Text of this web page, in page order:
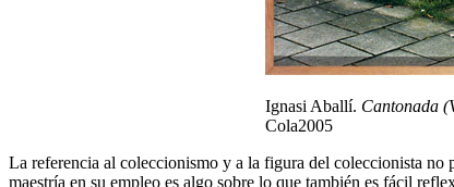
Ignasi Aballí. Cantonada
Cola2005
La referencia al coleccionismo y a la figura del coleccionista
maestría en su empleo es algo sobre lo que también es fácil